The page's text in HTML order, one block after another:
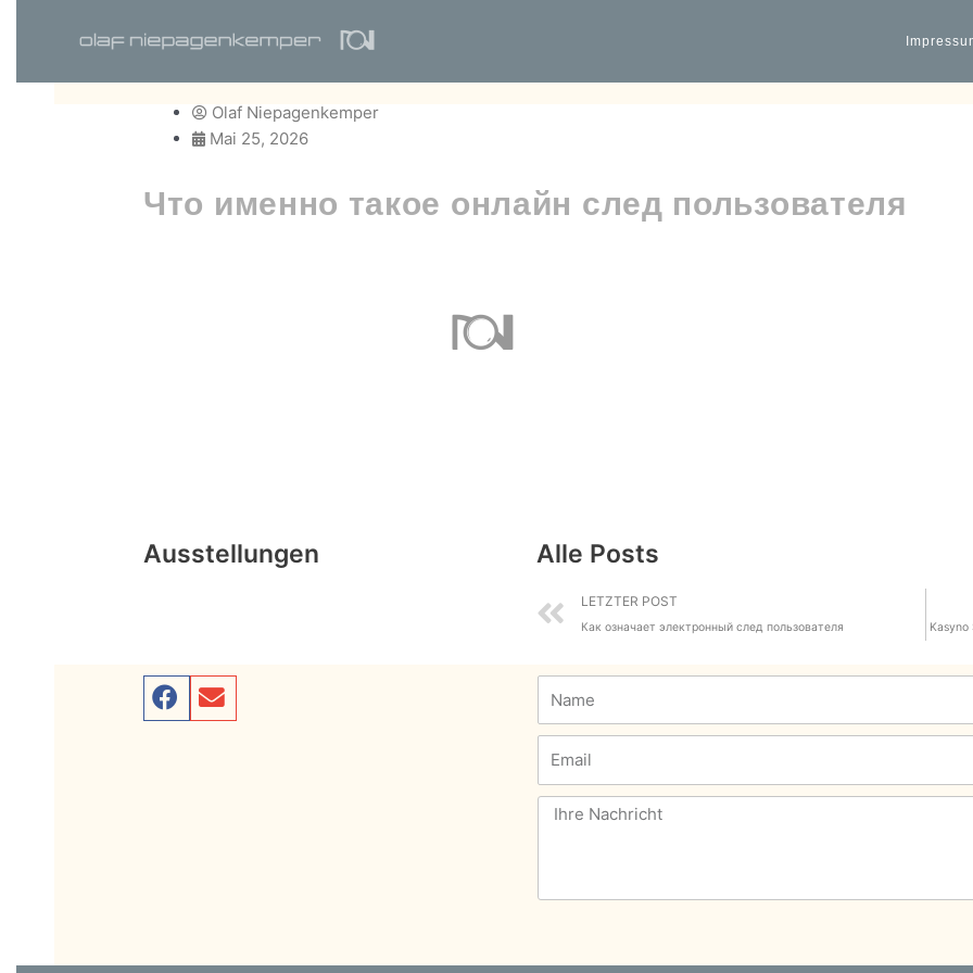
Olaf Niepagenkemper
Mai 25, 2026
Что именно такое онлайн след пользователя
Ausstellungen Alle Posts
Prev
LETZTER POST
Как означает электронный след пользователя
Message